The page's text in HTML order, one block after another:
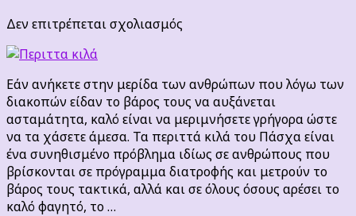
Δεν επιτρέπεται σχολιασμός
απαλλαγείτε
από
τα
περιττά
κιλά
του
Πάσχα
Εάν ανήκετε στην μερίδα των ανθρώπων που λόγω των
διακοπών είδαν το βάρος τους να αυξάνεται
ασταμάτητα, καλό είναι να μεριμνήσετε γρήγορα ώστε
να τα χάσετε άμεσα. Τα περιττά κιλά του Πάσχα είναι
ένα συνηθισμένο πρόβλημα ιδίως σε ανθρώπους που
βρίσκονται σε πρόγραμμα διατροφής και μετρούν το
βάρος τους τακτικά, αλλά και σε όλους όσους αρέσει το
καλό φαγητό, το …